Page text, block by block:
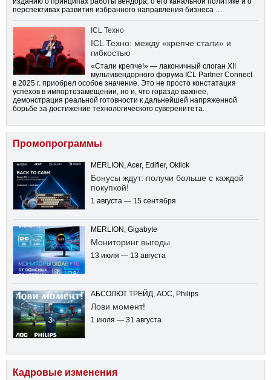
перспективах развития избранного направления бизнеса …
ICL Техно
ICL Техно: между «крепче стали» и
гибкостью
«Стали крепче!» — лаконичный слоган XII
мультивендорного форума ICL Partner Connect
в 2025 г. приобрел особое значение. Это не просто констатация
успехов в импортозамещении, но и, что гораздо важнее,
демонстрация реальной готовности к дальнейшей напряженной
борьбе за достижение технологического суверенитета.
Промопрограммы
MERLION, Acer, Edifier, Oklick
Бонусы ждут: получи больше с каждой
покупкой!
1 августа — 15 сентября
MERLION, Gigabyte
Мониторинг выгоды
13 июля — 13 августа
АБСОЛЮТ ТРЕЙД, AOC, Philips
Лови момент!
1 июля — 31 августа
Кадровые изменения